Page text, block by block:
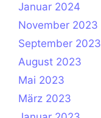
Januar 2024
November 2023
September 2023
August 2023
Mai 2023
März 2023